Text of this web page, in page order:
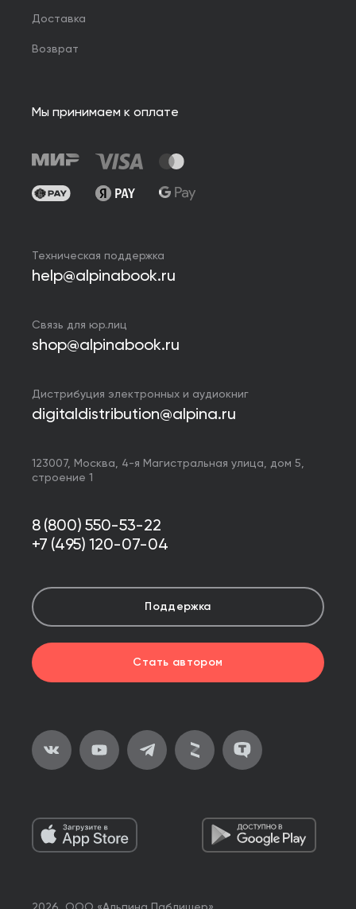
Доставка
Возврат
Мы принимаем к оплате
Техническая поддержка
help@alpinabook.ru
Связь для юр.лиц
shop@alpinabook.ru
Дистрибуция электронных и аудиокниг
digitaldistribution@alpina.ru
123007, Москва
4-я Магистральная улица, дом 5,
строение 1
8 (800) 550-53-22
+7 (495) 120-07-04
Поддержка
Стать автором